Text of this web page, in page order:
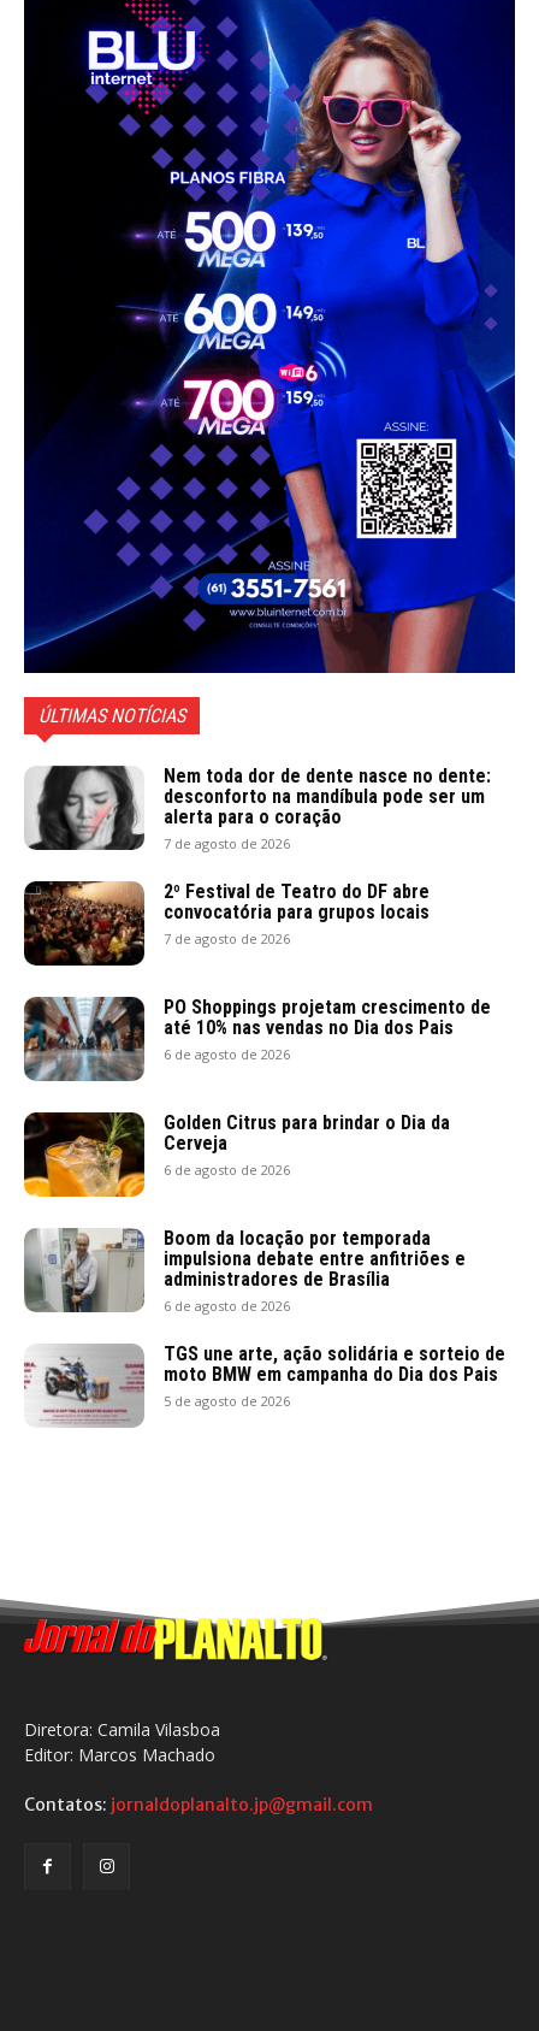
ÚLTIMAS NOTÍCIAS
Nem toda dor de dente nasce no dente:
desconforto na mandíbula pode ser um
alerta para o coração
7 de agosto de 2026
2º Festival de Teatro do DF abre
convocatória para grupos locais
7 de agosto de 2026
PO Shoppings projetam crescimento de
até 10% nas vendas no Dia dos Pais
6 de agosto de 2026
Golden Citrus para brindar o Dia da
Cerveja
6 de agosto de 2026
Boom da locação por temporada
impulsiona debate entre anfitriões e
administradores de Brasília
6 de agosto de 2026
TGS une arte, ação solidária e sorteio de
moto BMW em campanha do Dia dos Pais
5 de agosto de 2026
Diretora: Camila Vilasboa
Editor: Marcos Machado
Contatos: jornaldoplanalto.jp@gmail.com